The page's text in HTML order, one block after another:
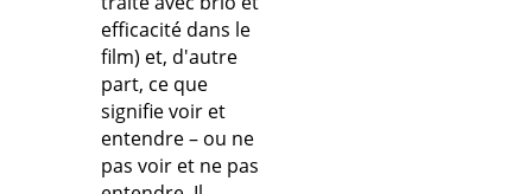
efficacité dans le
film) et, d'autre
part, ce que
signifie voir et
entendre – ou ne
pas voir et ne pas